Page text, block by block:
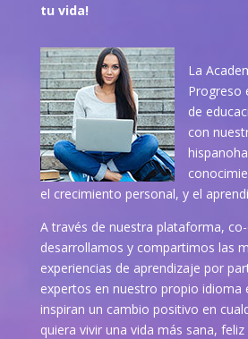
tu vida!
La
Progreso
de
con
el crecimiento personal, y el
A través de nuestra plataforma,
desarrollamos y compartimos las
experiencias de aprendizaje por
expertos en nuestro propio idioma
inspiran un cambio positivo en
quiera vivir una vida más sana,